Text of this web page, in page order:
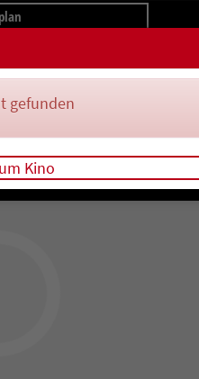
gefunden
Kino